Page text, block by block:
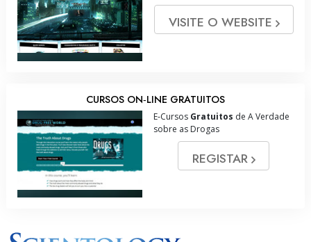
VISITE O WEBSITE
CURSOS ON‑LINE GRATUITOS
E‑Cursos Gratuitos de A Verdade
sobre as Drogas
REGISTAR